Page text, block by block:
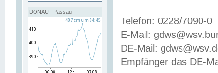
DONAU - Passau
Telefon: 0228/7090-0
E-Mail:
DE-Mail:
Empfänger das DE-